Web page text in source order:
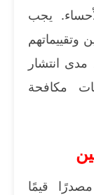
يجب
وتقييماتهم
انتشار
مكافحة
قيمًا